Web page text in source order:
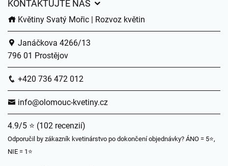
KONTAKTUJTE NÁS
Květiny Svatý Mořic | Rozvoz květin
Janáčkova 4266/13
796 01 Prostějov
+420 736 472 012
info@olomouc-kvetiny.cz
4.9/5 ⭐ (102 recenzií)
Odporučil by zákazník kvetinárstvo po dokončení objednávky? ÁNO = 5⭐,
NIE = 1⭐